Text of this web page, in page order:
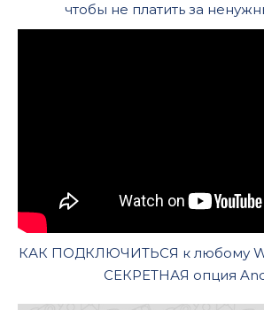
чтобы не платить за
КАК ПОДКЛЮЧИТЬСЯ к любому
СЕКРЕТНАЯ опция